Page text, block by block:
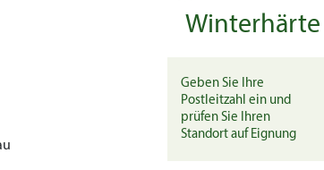
Geben Sie Ihre
Postleitzahl ein und
prüfen Sie Ihren
Standort auf Eignung